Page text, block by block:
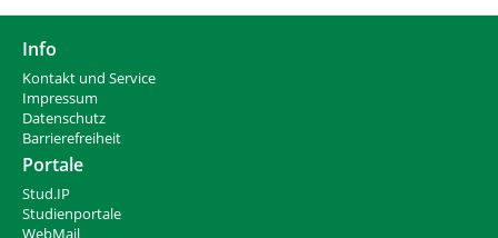
Info
Kontakt und Service
Impressum
Datenschutz
Barrierefreiheit
Portale
Stud.IP
Studienportale
WebMail